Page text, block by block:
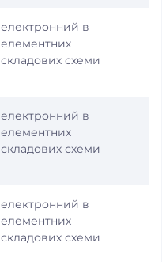
електронний в
елементних
складових схеми
електронний в
елементних
складових схеми
електронний в
елементних
складових схеми